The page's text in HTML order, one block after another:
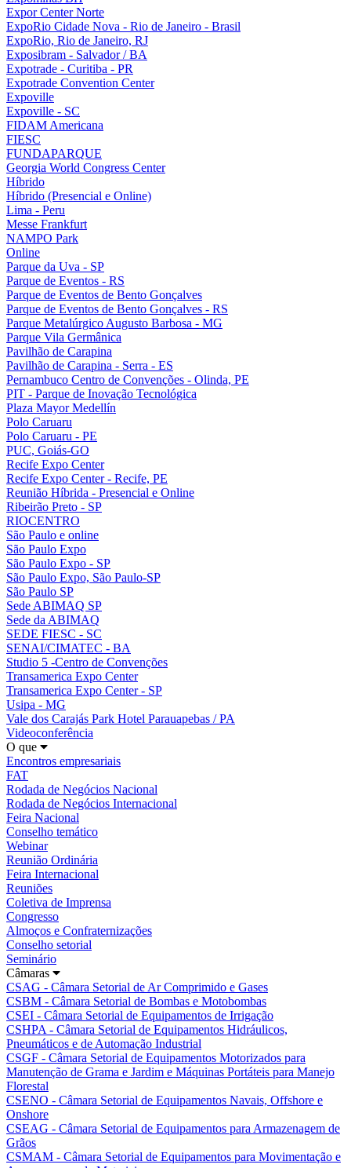
Expor Center Norte
ExpoRio Cidade Nova - Rio de Janeiro - Brasil
ExpoRio, Rio de Janeiro, RJ
Exposibram - Salvador / BA
Expotrade - Curitiba - PR
Expotrade Convention Center
Expoville
Expoville - SC
FIDAM Americana
FIESC
FUNDAPARQUE
Georgia World Congress Center
Híbrido
Híbrido (Presencial e Online)
Lima - Peru
Messe Frankfurt
NAMPO Park
Online
Parque da Uva - SP
Parque de Eventos - RS
Parque de Eventos de Bento Gonçalves
Parque de Eventos de Bento Gonçalves - RS
Parque Metalúrgico Augusto Barbosa - MG
Parque Vila Germânica
Pavilhão de Carapina
Pavilhão de Carapina - Serra - ES
Pernambuco Centro de Convenções - Olinda, PE
PIT - Parque de Inovação Tecnológica
Plaza Mayor Medellín
Polo Caruaru
Polo Caruaru - PE
PUC, Goiás-GO
Recife Expo Center
Recife Expo Center - Recife, PE
Reunião Híbrida - Presencial e Online
Ribeirão Preto - SP
RIOCENTRO
São Paulo e online
São Paulo Expo
São Paulo Expo - SP
São Paulo Expo, São Paulo-SP
São Paulo SP
Sede ABIMAQ SP
Sede da ABIMAQ
SEDE FIESC - SC
SENAI/CIMATEC - BA
Studio 5 -Centro de Convenções
Transamerica Expo Center
Transamerica Expo Center - SP
Usipa - MG
Vale dos Carajás Park Hotel Parauapebas / PA
Videoconferência
O que
Encontros empresariais
FAT
Rodada de Negócios Nacional
Rodada de Negócios Internacional
Feira Nacional
Conselho temático
Webinar
Reunião Ordinária
Feira Internacional
Reuniões
Coletiva de Imprensa
Congresso
Almoços e Confraternizações
Conselho setorial
Seminário
Câmaras
CSAG - Câmara Setorial de Ar Comprimido e Gases
CSBM - Câmara Setorial de Bombas e Motobombas
CSEI - Câmara Setorial de Equipamentos de Irrigação
CSHPA - Câmara Setorial de Equipamentos Hidráulicos,
Pneumáticos e de Automação Industrial
CSGF - Câmara Setorial de Equipamentos Motorizados para
Manutenção de Grama e Jardim e Máquinas Portáteis para Manejo
Florestal
CSENO - Câmara Setorial de Equipamentos Navais, Offshore e
Onshore
CSEAG - Câmara Setorial de Equipamentos para Armazenagem de
Grãos
CSMAM - Câmara Setorial de Equipamentos para Movimentação e